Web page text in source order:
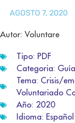
AGOSTO 7, 2020
Autor: Voluntare
Tipo: PDF
Categoria:
Tema: Crisis/
Voluntariado
Año: 2020
Idioma: Español